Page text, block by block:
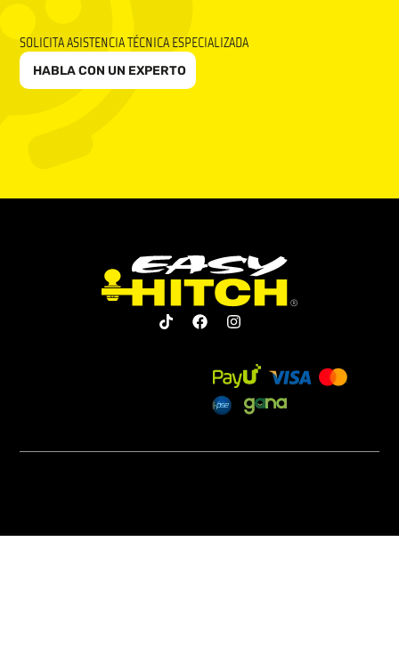
SOLICITA ASISTENCIA TÉCNICA ESPECIALIZADA
HABLA CON UN EXPERTO